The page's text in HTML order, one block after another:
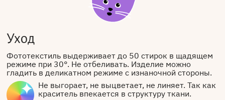
Уход
Фототекстиль выдерживает до 50 стирок в щадящем
режиме при 30°. Не отбеливать. Изделие можно
гладить в деликатном режиме с изнаночной стороны.
Не выгорает, не выцветает, не линяет. Так как
краситель впекается в структуру ткани.